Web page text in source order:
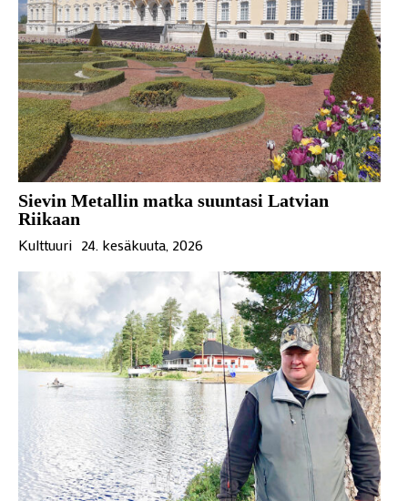
Sievin Metallin matka suuntasi Latvian
Riikaan
Kulttuuri 24. kesäkuuta, 2026